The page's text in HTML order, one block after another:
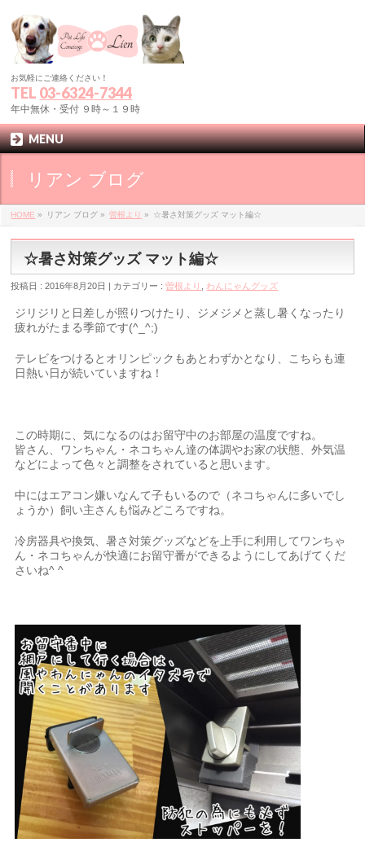
お気軽にご連絡ください！
TEL 03-6324-7344
年中無休・受付 ９時～１９時
MENU
リアン ブログ
HOME » リアン ブログ » 曽根より » ☆暑さ対策グッズ マット編☆
☆暑さ対策グッズ マット編☆
投稿日 : 2016年8月20日 | カテゴリー :曽根より わんにゃんグッズ
ジリジリと日差しが照りつけたり、ジメジメと蒸し暑くなったり
疲れがたまる季節です(^_^;)
テレビをつけるとオリンピックもあとわずかとなり、こちらも連
日熱い日が続いていますね！
この時期に、気になるのはお留守中のお部屋の温度ですね。
皆さん、ワンちゃん・ネコちゃん達の体調やお家の状態、外気温
などによって色々と調整をされていると思います。
中にはエアコン嫌いなんて子もいるので（ネコちゃんに多いでし
ょうか）飼い主さんも悩みどころですね。
冷房器具や換気、暑さ対策グッズなどを上手に利用してワンちゃ
ん・ネコちゃんが快適にお留守番ができるようにしてあげてくだ
さいね^ ^